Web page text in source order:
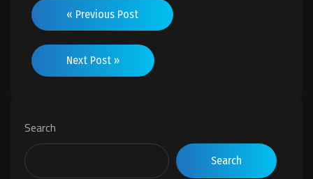
« Previous Post
Next Post »
Search
Search